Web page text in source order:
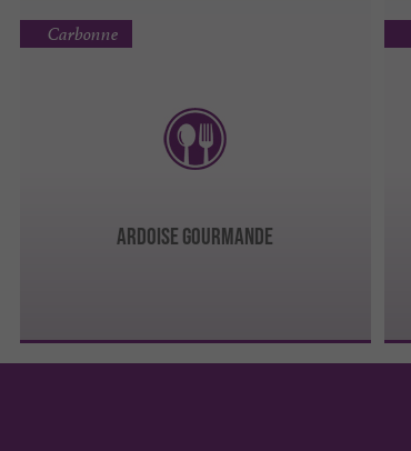
Ardoise Gourmande
Carbonne